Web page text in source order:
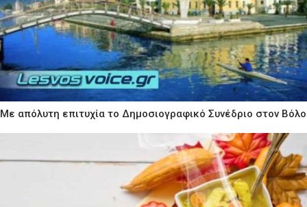
Με απόλυτη επιτυχία το Δημοσιογραφικό Συνέδριο στον Βόλο